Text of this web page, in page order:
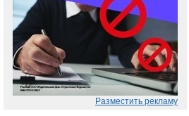
Разместить рекламу